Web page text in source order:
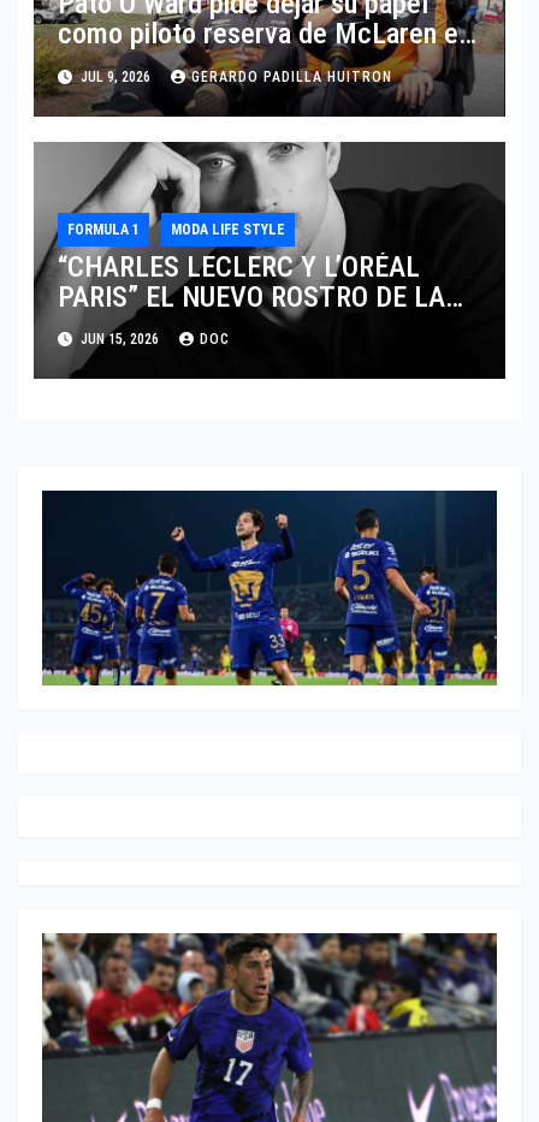
como piloto reserva de McLaren en
Fórmula 1
JUL 9, 2026 GERARDO PADILLA HUITRON
FORMULA 1 MODA LIFE STYLE
“CHARLES LECLERC Y L’ORÉAL
PARIS” EL NUEVO ROSTRO DE LA
EXCELENCIA Y LA MASCULINIDAD
MODERNA
JUN 15, 2026 DOC